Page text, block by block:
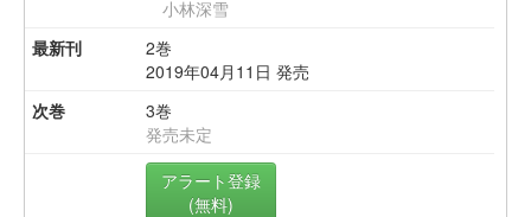
小林深雪
2巻
2019年04月11日 発売
3巻
発売未定
アラート登録
(無料)